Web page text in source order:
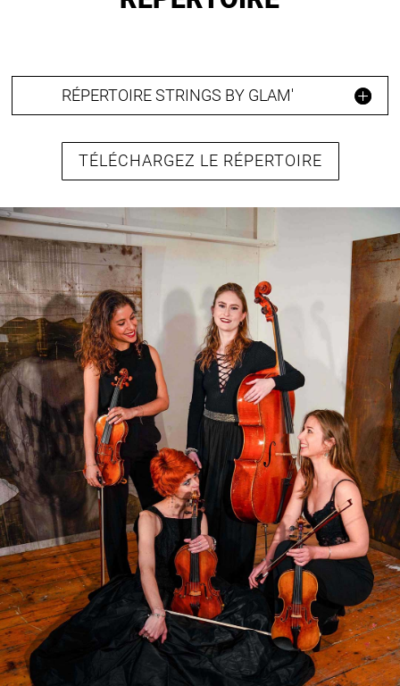
RÉPERTOIRE STRINGS BY GLAM'
TÉLÉCHARGEZ LE RÉPERTOIRE